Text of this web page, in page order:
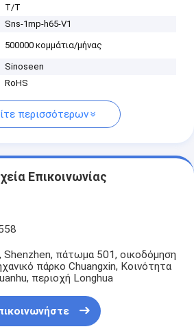
T/T
Sns-1mp-h65-V1
500000 κομμάτια/μήνας
Sinoseen
RoHS
περισσότερων
Επικοινωνίας
Shenzhen, πάτωμα 501, οικοδόμηση
πάρκο Chuangxin, Κοινότητα
περιοχή Longhua